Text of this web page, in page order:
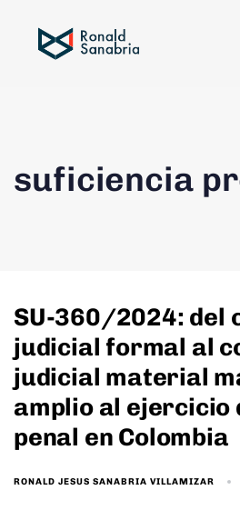
suficiencia
SU-360/2024: del
judicial formal al
judicial material
amplio al ejercicio
penal en Colombia
RONALD JESUS SANABRIA VILLAMIZAR